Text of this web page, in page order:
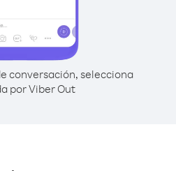
conversación, selecciona
por Viber Out